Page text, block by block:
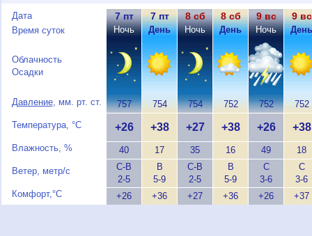
Дата
Время суток
Облачность
Осадки
Давление, мм. рт. ст.
Температура, °C
Влажность, %
Ветер, метр/с
Комфорт,°C
7 пт
Ночь
757
+26
40
С-В
2-5
+26
7 пт
День
754
+38
17
В
5-9
+36
8 сб
Ночь
754
+27
35
С-В
2-5
+27
8 сб
День
752
+38
16
В
5-9
+36
9 вс
Ночь
752
+26
49
С
3-6
+26
9 вс
День
752
+38
18
С
3-6
+37